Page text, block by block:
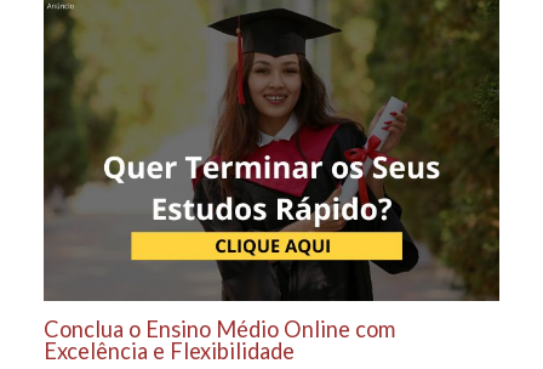
Conclua o Ensino Médio Online com
Excelência e Flexibilidade